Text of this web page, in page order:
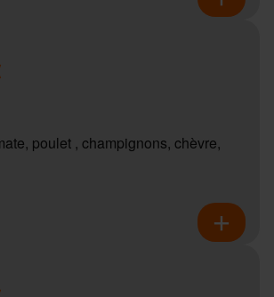
poulet , champignons, chèvre,